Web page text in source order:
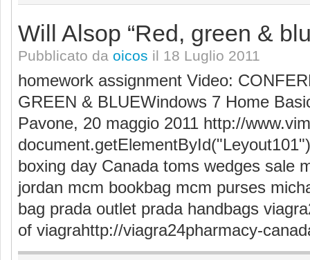
Will Alsop “Red, green &
Pubblicato da oicos il 18 Luglio 2011
homework assignment Video:
GREEN & BLUEWindows 7 Home
Pavone, 20 maggio 2011 http://
boxing day Canada toms wedges sale
jordan mcm bookbag mcm purses
bag prada outlet prada handbags
of viagrahttp://viagra24pharmacy-